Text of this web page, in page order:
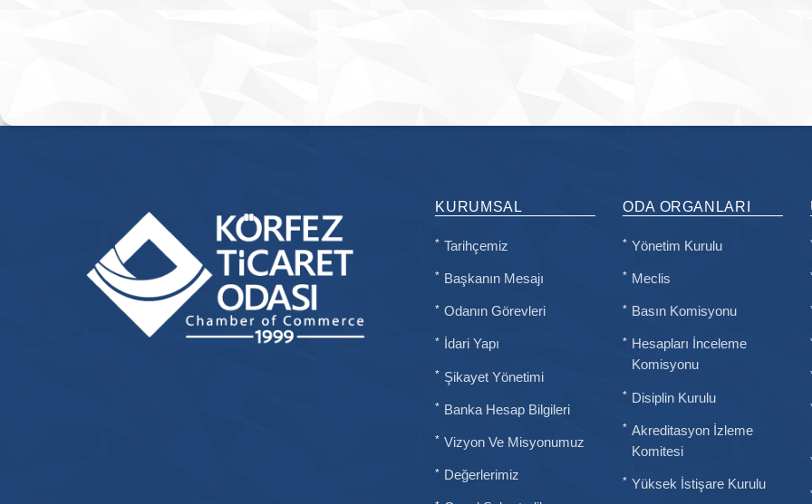
KURUMSAL
Tarihçemiz
Başkanın Mesajı
Odanın Görevleri
İdari Yapı
Şikayet Yönetimi
Banka Hesap Bilgileri
Vizyon Ve Misyonumuz
Değerlerimiz
ODA ORGANLARI
Yönetim Kurulu
Meclis
Basın Komisyonu
Hesapları İnceleme
Komisyonu
Disiplin Kurulu
Akreditasyon İzleme
Komitesi
Yüksek İstişare Kurulu